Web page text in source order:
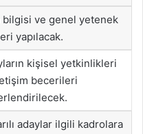
bilgisi ve genel yetenek
yapılacak.
kişisel yetkinlikleri
becerileri
adaylar ilgili kadrolara